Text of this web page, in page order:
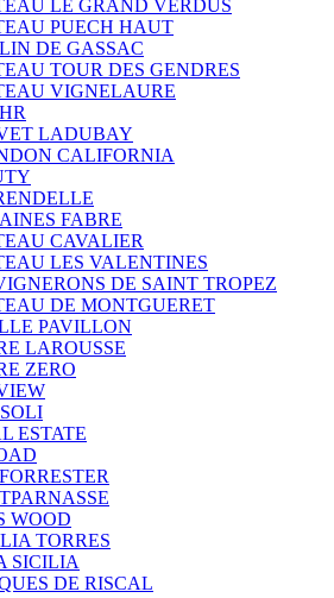
LE GRAND VERDUS
PUECH HAUT
DE GASSAC
TOUR DES GENDRES
VIGNELAURE
LADUBAY
CALIFORNIA
FABRE
CAVALIER
LES VALENTINES
DE SAINT TROPEZ
DE MONTGUERET
PAVILLON
LAROUSSE
ZERO
ESTATE
WOOD
TORRES
SICILIA
DE RISCAL